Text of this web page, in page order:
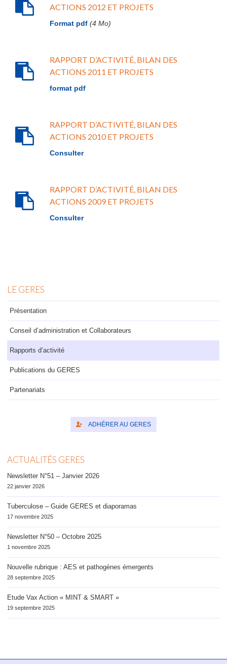
ACTIONS 2012 ET PROJETS
Format pdf (4 Mo)
RAPPORT D’ACTIVITÉ, BILAN DES
ACTIONS 2011 ET PROJETS
format pdf
RAPPORT D’ACTIVITÉ, BILAN DES
ACTIONS 2010 ET PROJETS
Consulter
RAPPORT D’ACTIVITÉ, BILAN DES
ACTIONS 2009 ET PROJETS
Consulter
LE GERES
Présentation
Conseil d’administration et Collaborateurs
Rapports d’activité
Publications du GERES
Partenariats
ADHÉRER AU GERES
ACTUALITÉS GERES
Newsletter N°51 – Janvier 2026
22 janvier 2026
Tuberculose – Guide GERES et diaporamas
17 novembre 2025
Newsletter N°50 – Octobre 2025
1 novembre 2025
Nouvelle rubrique : AES et pathogènes émergents
28 septembre 2025
Etude Vax Action « MINT & SMART »
19 septembre 2025